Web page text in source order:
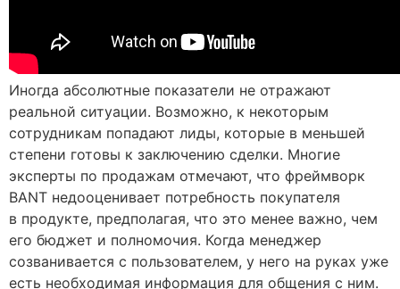
Иногда абсолютные показатели не отражают
реальной ситуации. Возможно, к некоторым
сотрудникам попадают лиды, которые в меньшей
степени готовы к заключению сделки. Многие
эксперты по продажам отмечают, что фреймворк
BANT недооценивает потребность покупателя
в продукте, предполагая, что это менее важно, чем
его бюджет и полномочия. Когда менеджер
созванивается с пользователем, у него на руках уже
есть необходимая информация для общения с ним.